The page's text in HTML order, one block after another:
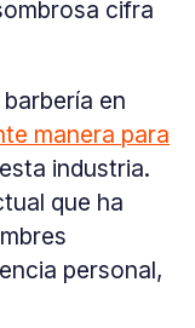
cifra
en
manera para
industria.
que ha
personal,